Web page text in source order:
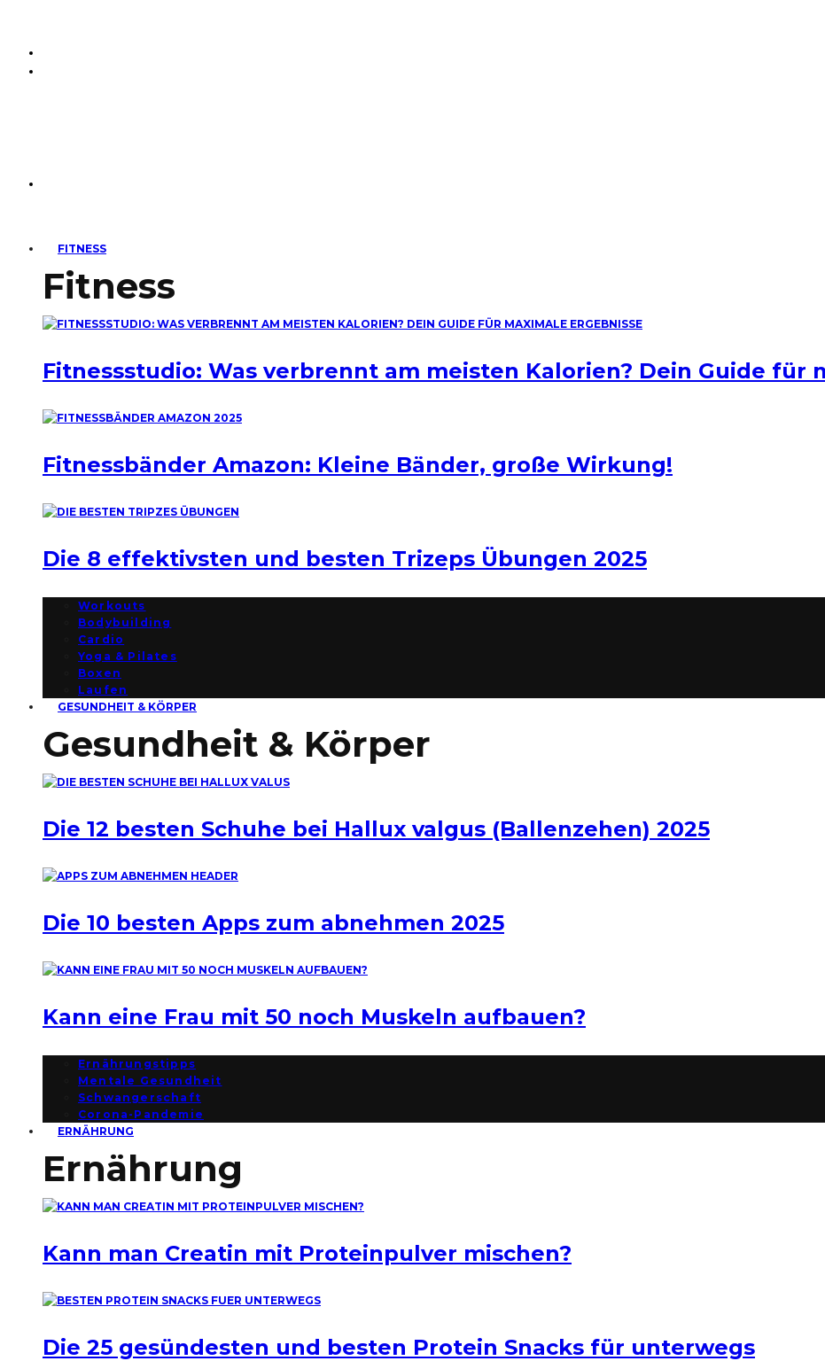
FITNESS
Fitness
Fitnessstudio: Was verbrennt am meisten Kalorien? Dein Guide für
Fitnessbänder Amazon: Kleine Bänder, große Wirkung!
Die 8 effektivsten und besten Trizeps Übungen 2025
Workouts
Bodybuilding
Cardio
Yoga & Pilates
Boxen
Laufen
GESUNDHEIT & KÖRPER
Gesundheit & Körper
Die 12 besten Schuhe bei Hallux valgus (Ballenzehen) 2025
Die 10 besten Apps zum abnehmen 2025
Kann eine Frau mit 50 noch Muskeln aufbauen?
Ernährungstipps
Mentale Gesundheit
Schwangerschaft
Corona-Pandemie
ERNÄHRUNG
Ernährung
Kann man Creatin mit Proteinpulver mischen?
Die 25 gesündesten und besten Protein Snacks für unterwegs